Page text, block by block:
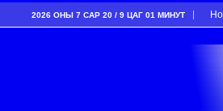
2026 ОНЫ 7 САР 20 / 9 ЦАГ 01 МИНУТ